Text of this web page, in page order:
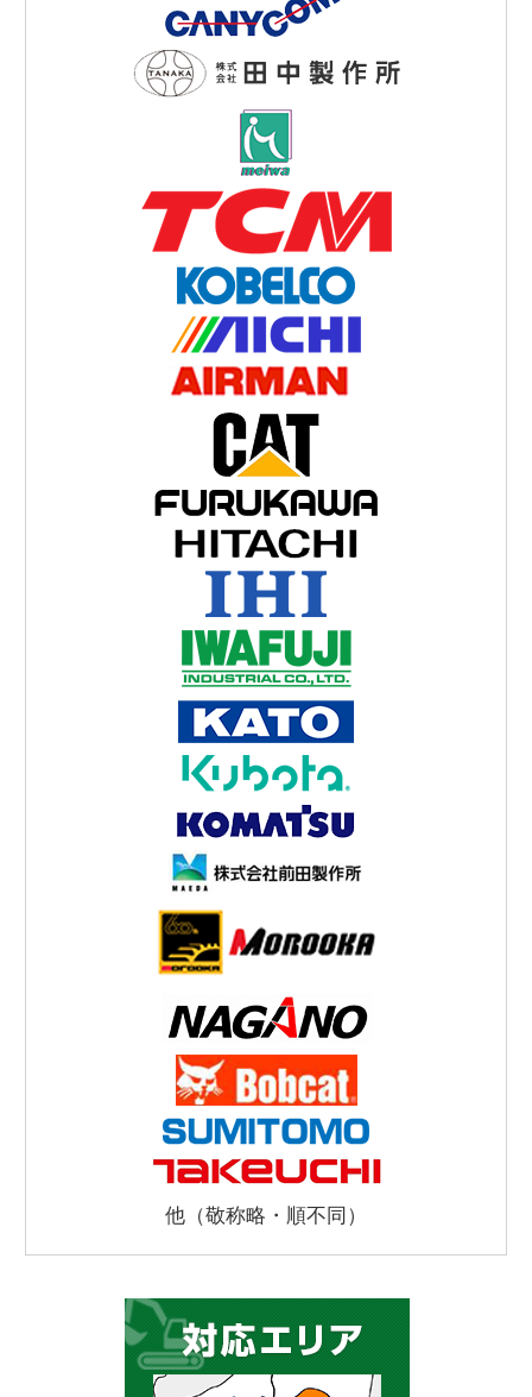
他（敬称略・順不同）